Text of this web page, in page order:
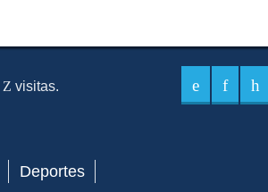
visitas.
Deportes